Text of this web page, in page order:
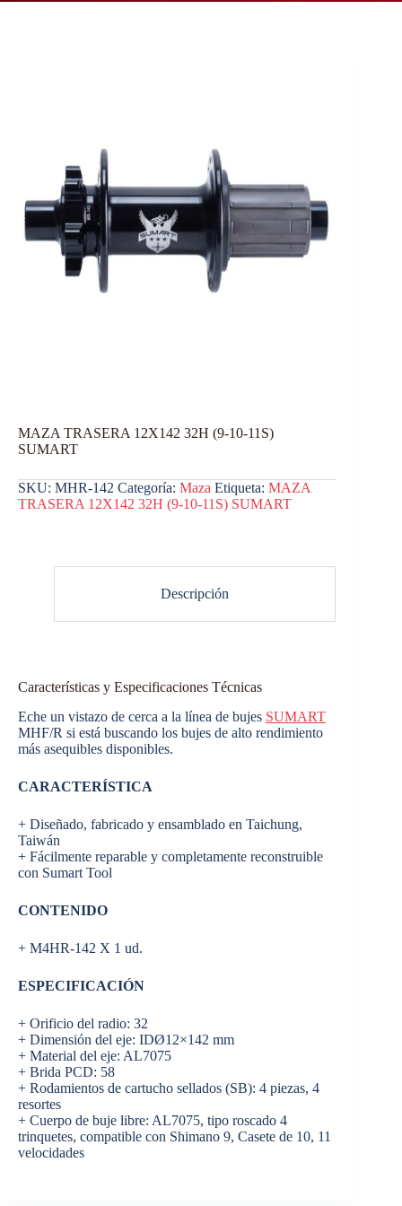
MAZA TRASERA 12X142 32H (9-10-11S)
SUMART
SKU: MHR-142 Categoría: Maza Etiqueta: MAZA
TRASERA 12X142 32H (9-10-11S) SUMART
Descripción
Características y Especificaciones Técnicas
Eche un vistazo de cerca a la línea de bujes SUMART
MHF/R si está buscando los bujes de alto rendimiento
más asequibles disponibles.
CARACTERÍSTICA
+ Diseñado, fabricado y ensamblado en Taichung,
Taiwán
+ Fácilmente reparable y completamente reconstruible
con Sumart Tool
CONTENIDO
+ M4HR-142 X 1 ud.
ESPECIFICACIÓN
+ Orificio del radio: 32
+ Dimensión del eje: IDØ12×142 mm
+ Material del eje: AL7075
+ Brida PCD: 58
+ Rodamientos de cartucho sellados (SB): 4 piezas, 4
resortes
+ Cuerpo de buje libre: AL7075, tipo roscado 4
trinquetes, compatible con Shimano 9, Casete de 10, 11
velocidades